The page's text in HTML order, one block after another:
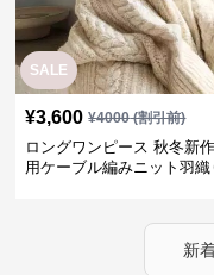
SALE
¥3,600 ¥4000(割引前)
ロングワンピース 秋冬新
用ケーブル編みニット羽
新